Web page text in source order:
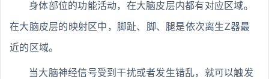
身体部位的功能活动，在大脑皮层内都有对应区域。
在大脑皮层的映射区中，脚趾、脚、腿是依次离生Z器最
近的区域。
当大脑神经信号受到干扰或者发生错乱，就可以触发